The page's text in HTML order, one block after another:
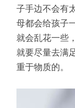
子手边不会有
母都会给孩子
就会乱花一些
就要尽量去满
重于物质的。